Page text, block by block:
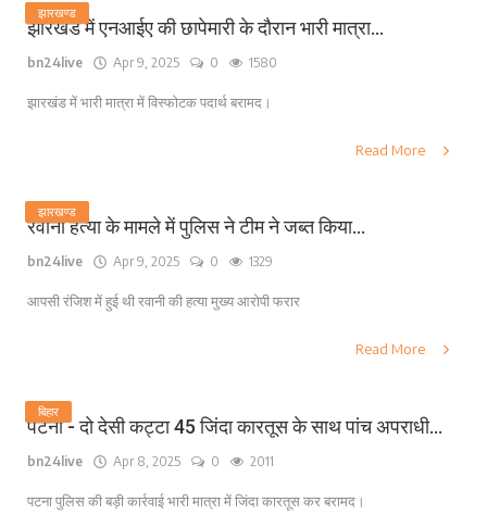
झारखण्ड
झारखंड में एनआईए की छापेमारी के दौरान भारी मात्रा...
bn24live Apr 9, 2025 0 1580
झारखंड में भारी मात्रा में विस्फोटक पदार्थ बरामद।
Read More
झारखण्ड
रवानी हत्या के मामले में पुलिस ने टीम ने जब्त किया...
bn24live Apr 9, 2025 0 1329
आपसी रंजिश में हुई थी रवानी की हत्या मुख्य आरोपी फरार
Read More
बिहार
पटना - दो देसी कट्टा 45 जिंदा कारतूस के साथ पांच अपराधी...
bn24live Apr 8, 2025 0 2011
पटना पुलिस की बड़ी कार्रवाई भारी मात्रा में जिंदा कारतूस कर बरामद।